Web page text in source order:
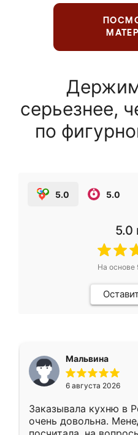
серьезнее,
по
5.0 5.0
5.0
На основе
Мальвина
6 августа 2026
Заказывала кухню в
очень довольна.